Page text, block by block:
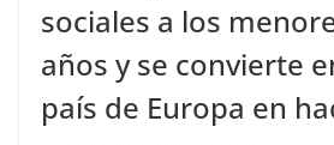
sociales a los
años y se convierte
país de Europa en